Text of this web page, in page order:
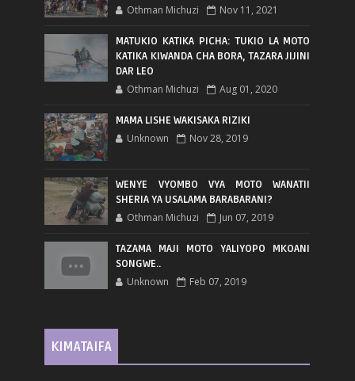
Othman Michuzi Nov 11, 2021
MATUKIO KATIKA PICHA: TUKIO LA MOTO
KATIKA KIWANDA CHA BORA, TAZARA JIJINI
DAR LEO
Othman Michuzi Aug 01, 2020
MAMA LISHE WAKISAKA RIZIKI
Unknown Nov 28, 2019
WENYE VYOMBO VYA MOTO WANATII
SHERIA YA USALAMA BARABARANI?
Othman Michuzi Jun 07, 2019
TAZAMA MAJI MOTO YALIYOPO MKOANI
SONGWE..
Unknown Feb 07, 2019
KIMATAIFA